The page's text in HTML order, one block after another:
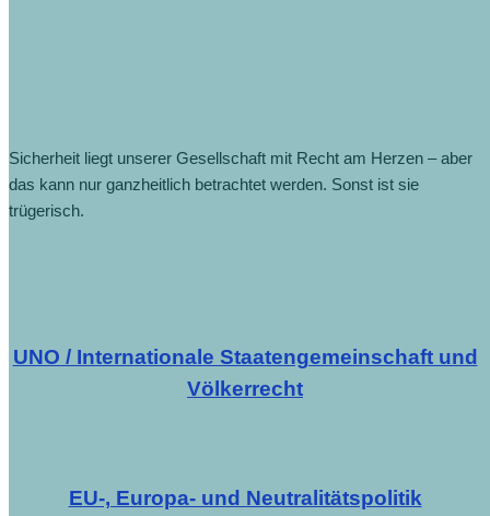
Sicherheit liegt unserer Gesellschaft mit Recht am Herzen – aber
das kann nur ganzheitlich betrachtet werden. Sonst ist sie
trügerisch.
UNO / Internationale Staatengemeinschaft und
Völkerrecht
EU-, Europa- und Neutralitätspolitik